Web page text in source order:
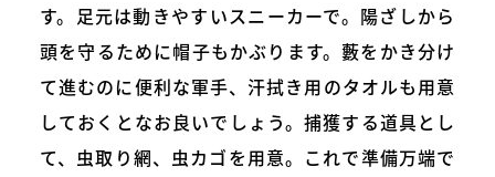
す。足元は動きやすいスニーカーで。陽ざしから
頭を守るために帽子もかぶります。藪をかき分け
て進むのに便利な軍手、汗拭き用のタオルも用意
しておくとなお良いでしょう。捕獲する道具とし
て、虫取り網、虫カゴを用意。これで準備万端で